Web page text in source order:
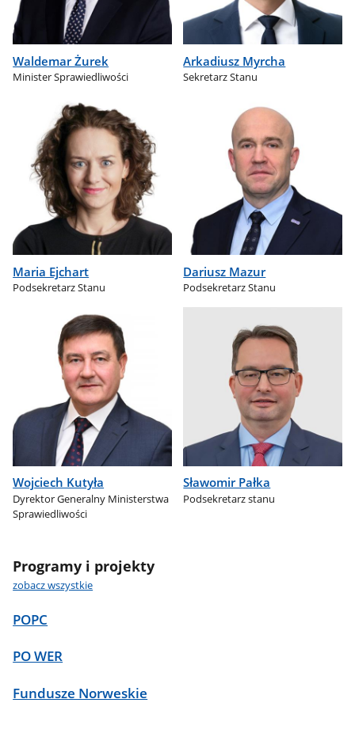
Waldemar Żurek
Minister Sprawiedliwości
Arkadiusz Myrcha
Sekretarz Stanu
Maria Ejchart
Podsekretarz Stanu
Dariusz Mazur
Podsekretarz Stanu
Wojciech Kutyła
Dyrektor Generalny Ministerstwa
Sprawiedliwości
Sławomir Pałka
Podsekretarz stanu
Programy i projekty
zobacz wszystkie
POPC
PO WER
Fundusze Norweskie